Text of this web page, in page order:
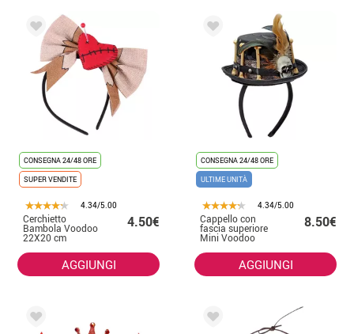
CONSEGNA 24/48 ORE
SUPER VENDITE
4.34/5.00
Cerchietto
Bambola Voodoo
22X20 cm
4.50€
AGGIUNGI
CONSEGNA 24/48 ORE
ULTIME UNITÀ
4.34/5.00
Cappello con
fascia superiore
Mini Voodoo
8.50€
AGGIUNGI